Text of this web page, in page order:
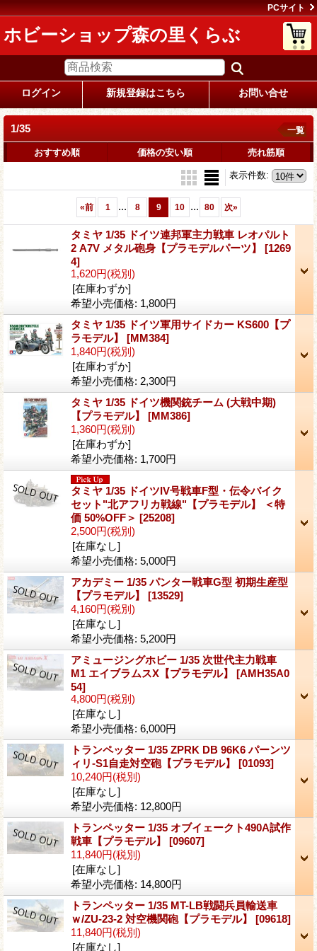
PCサイト
ホビーショップ森の里くらぶ
ログイン 新規登録はこちら お問い合せ
1/35 一覧
おすすめ順 価格の安い順 売れ筋順
表示件数:
«前 1 ... 8 9 10 ... 80 次»
タミヤ 1/35 ドイツ連邦軍主力戦車 レオパルト
2 A7V メタル砲身【プラモデルパーツ】 [1269
4]
1,620円(税別)
[在庫わずか]
希望小売価格: 1,800円
タミヤ 1/35 ドイツ軍用サイドカー KS600【プ
ラモデル】 [MM384]
1,840円(税別)
[在庫わずか]
希望小売価格: 2,300円
タミヤ 1/35 ドイツ機関銃チーム (大戦中期)
【プラモデル】 [MM386]
1,360円(税別)
[在庫わずか]
希望小売価格: 1,700円
タミヤ 1/35 ドイツIV号戦車F型・伝令バイク
セット"北アフリカ戦線"【プラモデル】 ＜特
価 50%OFF＞ [25208]
2,500円(税別)
[在庫なし]
希望小売価格: 5,000円
アカデミー 1/35 パンター戦車G型 初期生産型
【プラモデル】 [13529]
4,160円(税別)
[在庫なし]
希望小売価格: 5,200円
アミュージングホビー 1/35 次世代主力戦車
M1 エイブラムスX【プラモデル】 [AMH35A0
54]
4,800円(税別)
[在庫なし]
希望小売価格: 6,000円
トランペッター 1/35 ZPRK DB 96K6 パーンツ
ィリ-S1自走対空砲【プラモデル】 [01093]
10,240円(税別)
[在庫なし]
希望小売価格: 12,800円
トランペッター 1/35 オブイェークト490A試作
戦車【プラモデル】 [09607]
11,840円(税別)
[在庫なし]
希望小売価格: 14,800円
トランペッター 1/35 MT-LB戦闘兵員輸送車
ｗ/ZU-23-2 対空機関砲【プラモデル】 [09618]
11,840円(税別)
[在庫なし]